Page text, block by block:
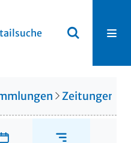
Zeitungen